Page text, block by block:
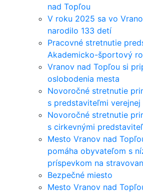
nad Topľou
V roku 2025 sa vo
narodilo 133 detí
Pracovné stretnutie
Akademicko-športový
Vranov nad Topľou si
oslobodenia mesta
Novoročné stretnutie
s predstaviteľmi
Novoročné stretnutie
s cirkevnými
Mesto Vranov nad
pomáha obyvateľom s
príspevkom na
Bezpečné miesto
Mesto Vranov nad